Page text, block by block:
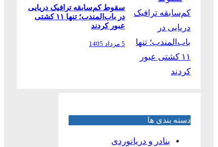
سقوط کم‌سابقه ترافیک دریایی
در باب‌المندب؛ تنها ۱۱ کشتی
عبور کردند
5 مرداد 1405
دسته بندی ها
بنادر و دریانوردی